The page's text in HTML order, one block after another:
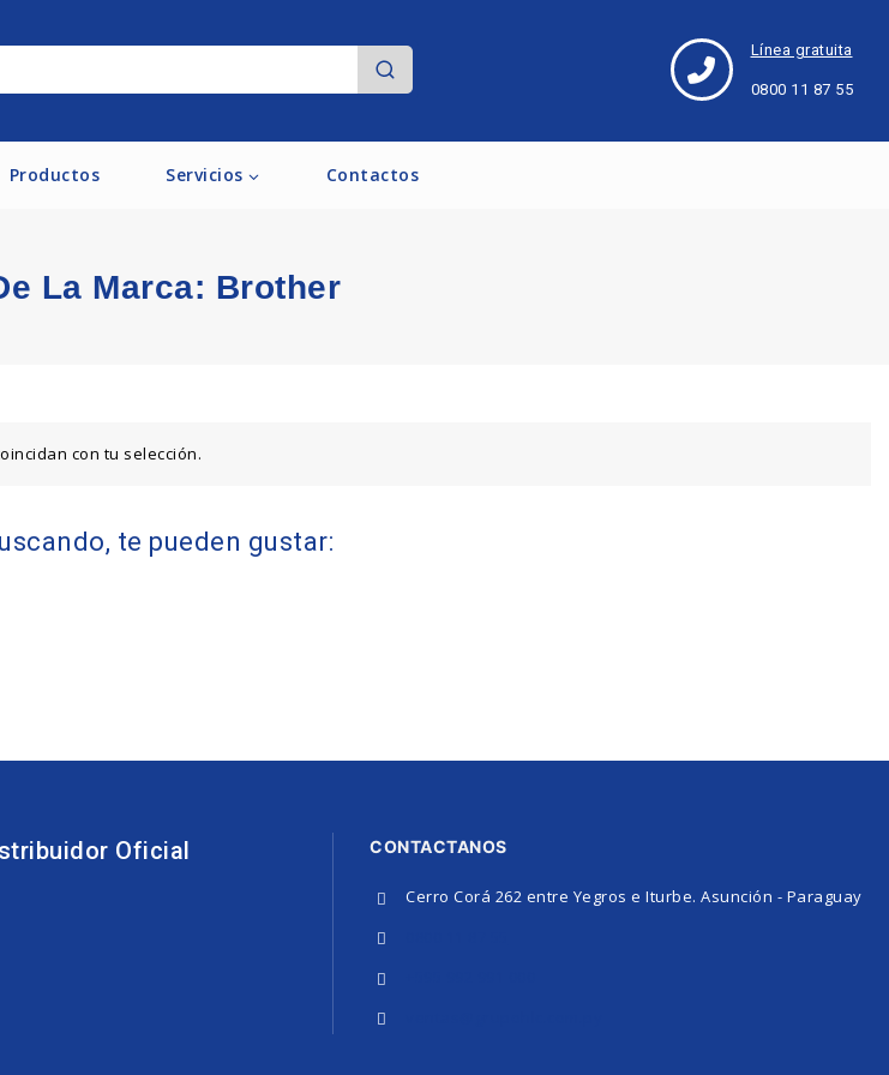
Línea gratuita
0800 11 87 55
Productos Servicios Contactos
La Marca: Brother
con tu selección.
te pueden gustar:
Oficial CONTACTANOS
Cerro Corá 262 entre Yegros e Iturbe. Asunción - Paraguay